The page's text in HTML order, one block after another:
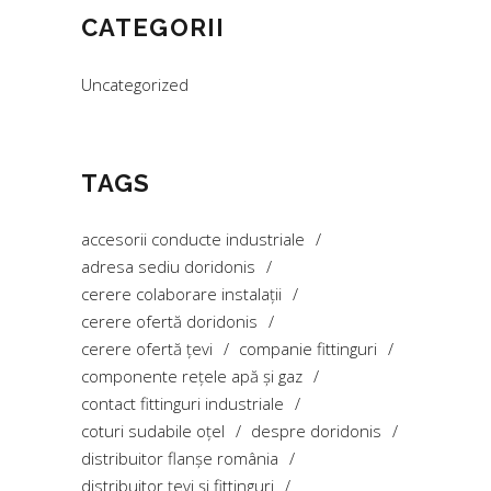
CATEGORII
Uncategorized
TAGS
accesorii conducte industriale
adresa sediu doridonis
cerere colaborare instalații
cerere ofertă doridonis
cerere ofertă țevi
companie fittinguri
componente rețele apă și gaz
contact fittinguri industriale
coturi sudabile oțel
despre doridonis
distribuitor flanșe românia
distribuitor țevi și fittinguri